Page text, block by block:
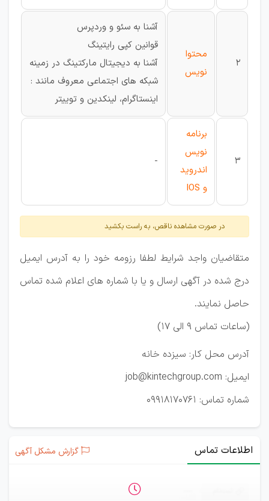
2
محتوا
نویس
آشنا به سئو و وردپرس
قوانین کپی رایتینگ
آشنا به دیجیتال مارکتینگ در زمینه
شبکه های اجتماعی معروف مانند :
اینستاگرام، لینکدین و توییتر
3
برنامه
نویس
اندروید
و IOS
-
در صورت مشاهده ناقص، به راست بکشید
متقاضیان واجد شرایط لطفا رزومه خود را به آدرس ایمیل
درج شده در آگهی ارسال و یا با شماره های اعلام شده تماس
حاصل نمایند.
(ساعات تماس 9 الی 17)
آدرس محل کار: سیزده خانه
ایمیل: job@kintechgroup.com
شماره تماس: 09918170761
اطلاعات تماس گزارش مشکل آگهی